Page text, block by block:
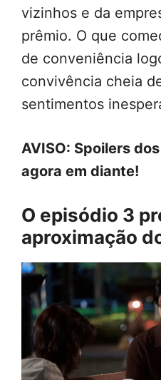
vizinhos e da
prêmio. O que
de conveniência
convivência cheia
sentimentos
AVISO: Spoilers
agora em diante!
O episódio 3
aproximação